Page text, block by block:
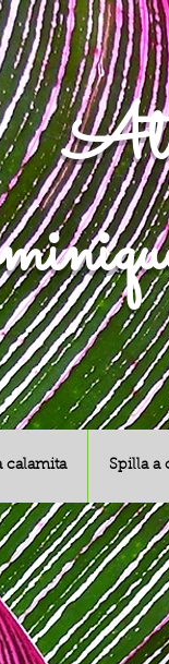
calamita Spilla a